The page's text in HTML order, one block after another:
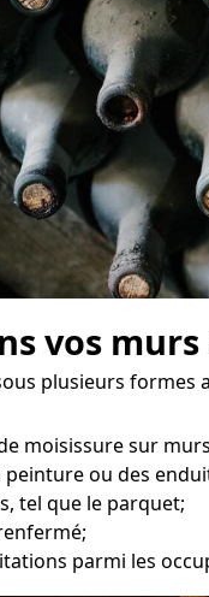
vos murs
plusieurs formes
moisissure sur
ou des
tel que le parquet;
parmi les